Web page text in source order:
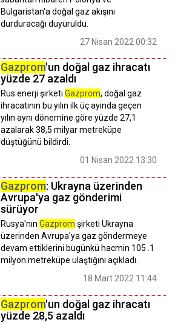
Bulgaristan'a doğal gaz akışını
durduracağı duyuruldu.
27 Nisan 2022 00:32
Gazprom'un doğal gaz ihracatı
yüzde 27 azaldı
Rus enerji şirketi Gazprom, doğal gaz
ihracatının bu yılın ilk üç ayında geçen
yılın aynı dönemine göre yüzde 27,1
azalarak 38,5 milyar metreküpe
düştüğünü bildirdi.
01 Nisan 2022 13:30
Gazprom: Ukrayna üzerinden
Avrupa'ya gaz gönderimi
sürüyor
Rusya'nın Gazprom şirketi Ukrayna
üzerinden Avrupa'ya gaz göndermeye
devam ettiklerini bugünkü hacmin 105 .1
milyon metreküpe ulaştığını açıkladı.
18 Mart 2022 11:44
Gazprom'un doğal gaz ihracatı
yüzde 28,5 azaldı